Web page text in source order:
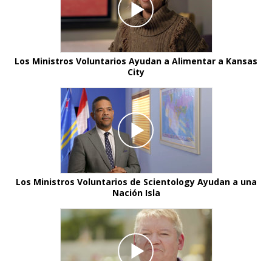
Los Ministros Voluntarios Ayudan a Alimentar a Kansas
City
Los Ministros Voluntarios de Scientology Ayudan a una
Nación Isla